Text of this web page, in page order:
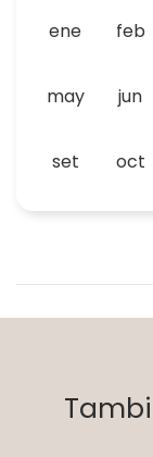
ene feb
may jun
set oct